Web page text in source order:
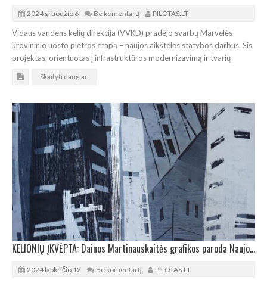
2024 gruodžio 6 Be komentarų PILOTAS.LT
Vidaus vandens kelių direkcija (VVKD) pradėjo svarbų Marvelės
krovininio uosto plėtros etapą – naujos aikštelės statybos darbus. Šis
projektas, orientuotas į infrastruktūros modernizavimą ir tvarių
Skaityti daugiau
KELIONIŲ ĮKVĖPTA: Dainos Martinauskaitės grafikos paroda Naujojoje Klaipėdos galerijoje
2024 lapkričio 12 Be komentarų PILOTAS.LT